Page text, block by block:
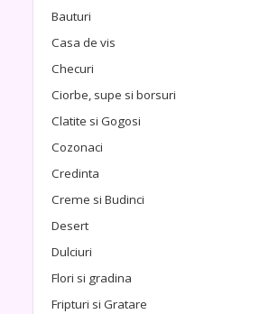
Bauturi
Casa de vis
Checuri
Ciorbe, supe si borsuri
Clatite si Gogosi
Cozonaci
Credinta
Creme si Budinci
Desert
Dulciuri
Flori si gradina
Fripturi si Gratare